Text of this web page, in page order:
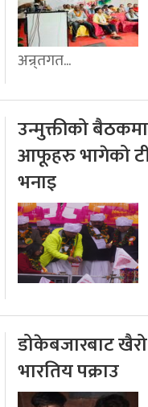
अन्र्तगत...
उन्मुक्तीको
आफूहरु भागेको
भनाइ
डोकेबजारबाट
भारतिय पक्राउ